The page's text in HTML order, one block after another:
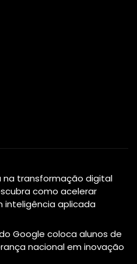
na transformação digital
como acelerar
inteligência aplicada
Google coloca alunos de
nacional em inovação